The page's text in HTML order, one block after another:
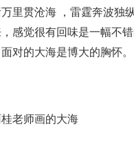
里贯沧海 ，雷霆奔波独
感觉很有回味是一幅不
面对的大海是博大的胸怀。
老师画的大海